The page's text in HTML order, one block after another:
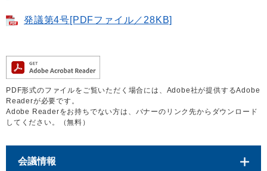
発議第4号[PDFファイル／28KB]
PDF形式のファイルをご覧いただく場合には、Adobe社が提供するAdobe
Readerが必要です。
Adobe Readerをお持ちでない方は、バナーのリンク先からダウンロード
してください。（無料）
会議情報